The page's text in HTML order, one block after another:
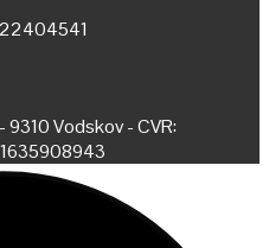
Vodskov - CVR: